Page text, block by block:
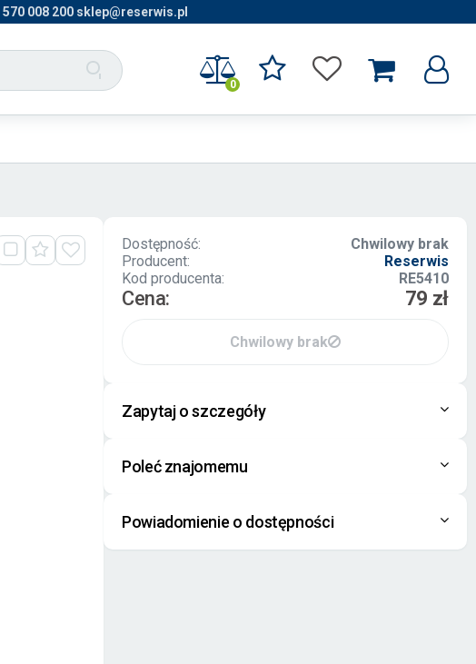
570 008 200 sklep@reserwis.pl
0
Dostępność:
Chwilowy brak
Producent:
Reserwis
Kod producenta:
RE5410
Cena: 79 zł
Chwilowy brak
Zapytaj o szczegóły
Poleć znajomemu
Powiadomienie o dostępności